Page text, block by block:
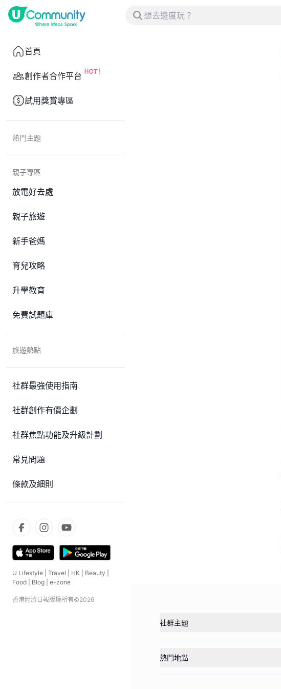
首頁
創作者合作平台
試用獎賞專區
熱門主題
親子專區
放電好去處
親子旅遊
新手爸媽
育兒攻略
升學教育
免費試題庫
旅遊熱點
社群最強使用指南
社群創作有價企劃
社群焦點功能及升級計劃
常見問題
條款及細則
U Lifestyle Travel HK Beauty
Food
Blog e-zone
香港經濟日報版權所有©2026
社群主題
熱門地點